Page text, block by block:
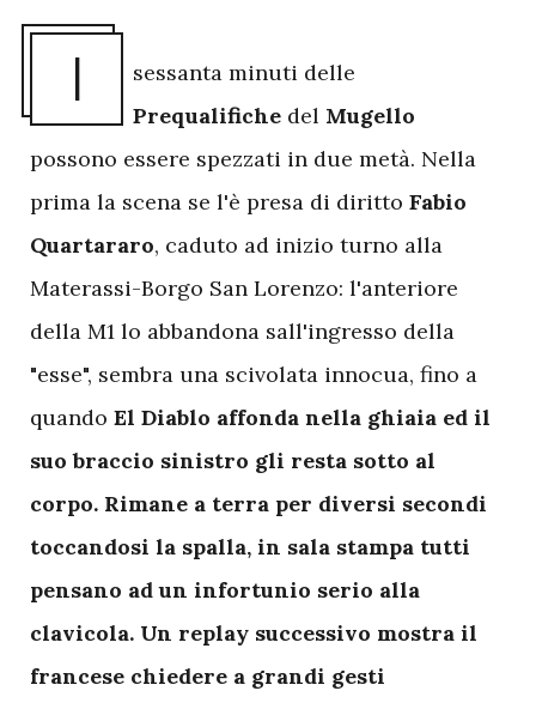
I
sessanta minuti delle
Prequalifiche del Mugello
possono essere spezzati in due metà. Nella
prima la scena se l'è presa di diritto Fabio
Quartararo, caduto ad inizio turno alla
Materassi-Borgo San Lorenzo: l'anteriore
della M1 lo abbandona sall'ingresso della
"esse", sembra una scivolata innocua, fino a
quando El Diablo affonda nella ghiaia ed il
suo braccio sinistro gli resta sotto al
corpo. Rimane a terra per diversi secondi
toccandosi la spalla, in sala stampa tutti
pensano ad un infortunio serio alla
clavicola. Un replay successivo mostra il
francese chiedere a grandi gesti